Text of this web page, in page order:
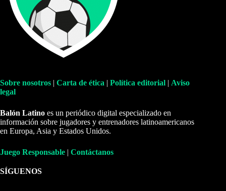
Sobre nosotros | Carta de ética | Política editorial | Aviso
legal
Balón Latino es un periódico digital especializado en
información sobre jugadores y entrenadores latinoamericanos
en Europa, Asia y Estados Unidos.
Juego Responsable | Contáctanos
SÍGUENOS